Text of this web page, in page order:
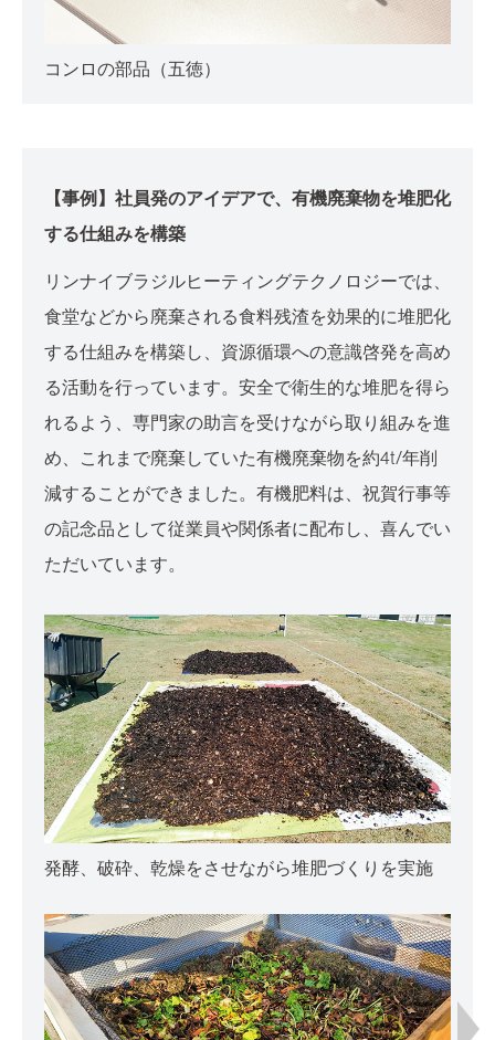
コンロの部品（五徳）
【事例】社員発のアイデアで、有機廃棄物を堆肥化
する仕組みを構築
リンナイブラジルヒーティングテクノロジーでは、
食堂などから廃棄される食料残渣を効果的に堆肥化
する仕組みを構築し、資源循環への意識啓発を高め
る活動を行っています。安全で衛生的な堆肥を得ら
れるよう、専門家の助言を受けながら取り組みを進
め、これまで廃棄していた有機廃棄物を約4t/年削
減することができました。有機肥料は、祝賀行事等
の記念品として従業員や関係者に配布し、喜んでい
ただいています。
発酵、破砕、乾燥をさせながら堆肥づくりを実施